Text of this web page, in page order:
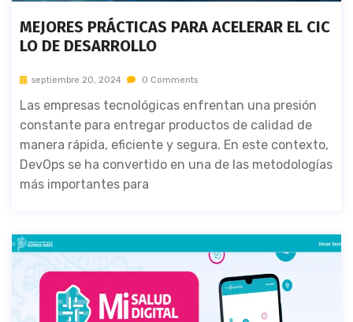
MEJORES PRÁCTICAS PARA ACELERAR EL CIC
LO DE DESARROLLO
septiembre 20, 2024 0 Comments
Las empresas tecnológicas enfrentan una presión
constante para entregar productos de calidad de
manera rápida, eficiente y segura. En este contexto,
DevOps se ha convertido en una de las metodologías
más importantes para